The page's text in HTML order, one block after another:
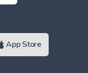
App Store